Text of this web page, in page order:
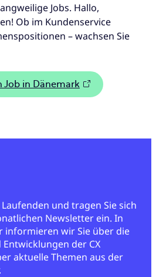
Jobs. Hallo,
Ob im Kundenservice
– wachsen Sie
Job in Dänemark
und tragen Sie sich
Newsletter ein. In
informieren wir Sie über die
der CX
aktuelle Themen aus der